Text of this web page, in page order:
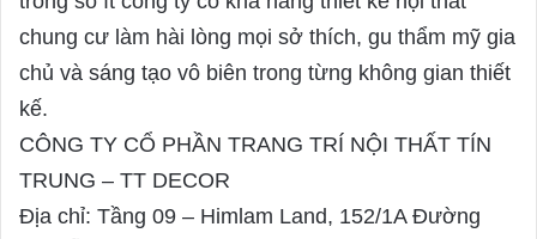
chung cư làm hài lòng mọi sở thích, gu thẩm mỹ gia
chủ và sáng tạo vô biên trong từng không gian thiết
kế.
CÔNG TY CỔ PHẦN TRANG TRÍ NỘI THẤT TÍN
TRUNG – TT DECOR
Địa chỉ: Tầng 09 – Himlam Land, 152/1A Đường